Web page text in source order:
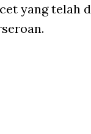
yang telah